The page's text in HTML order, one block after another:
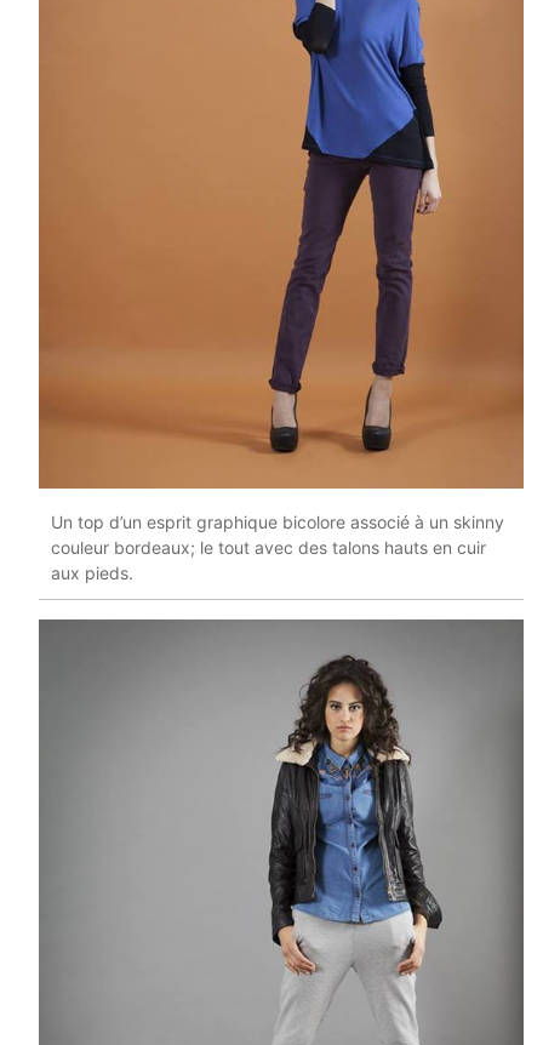
Un top d’un esprit graphique bicolore associé à un skinny
couleur bordeaux; le tout avec des talons hauts en cuir
aux pieds.